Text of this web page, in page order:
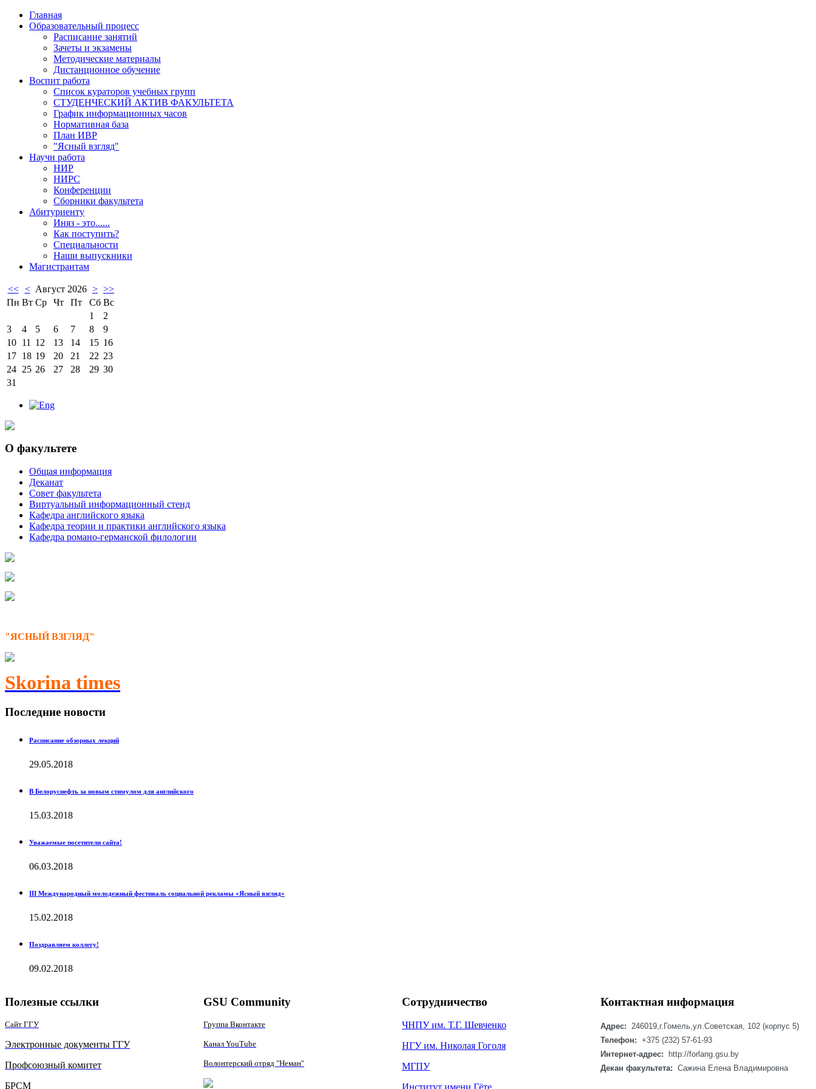
Главная
Образовательный процесс
Расписание занятий
Зачеты и экзамены
Методические материалы
Дистанционное обучение
Воспит работа
Список кураторов учебных групп
СТУДЕНЧЕСКИЙ АКТИВ ФАКУЛЬТЕТА
График информационных часов
Нормативная база
План ИВР
"Ясный взгляд"
Научн работа
НИР
НИРС
Конференции
Сборники факультета
Абитуриенту
Иняз - это......
Как поступить?
Специальности
Наши выпускники
Магистрантам
<< < Август 2026 > >>
Пн Вт Ср Чт Пт Сб Вс
1
2
3
4 5 6 7 8
9
10 11 12 13 14 15 16
17 18 19 20 21 22 23
24 25 26 27 28 29 30
31
О факультете
Общая информация
Деканат
Совет факультета
Виртуальный информационный стенд
Кафедра английского языка
Кафедра теории и практики английского языка
Кафедра романо-германской филологии
"ЯСНЫЙ ВЗГЛЯД"
Skorina times
Последние новости
Расписание обзорных лекций
29.05.2018
В Белоруснефть за новым стимулом для английского
15.03.2018
Уважаемые посетители сайта!
06.03.2018
III Международный молодежный фестиваль социальной рекламы «Ясный взгляд»
15.02.2018
Поздравляем коллегу!
09.02.2018
Полезные ссылки
Сайт ГГУ
Электронные документы ГГУ
Профсоюзный комитет
БРСМ
GSU Community
Группа Вконтакте
Канал YouTube
Волонтерский отряд "Неман"
Сотрудничество
ЧНПУ им. Т.Г. Шевченко
НГУ им. Николая Гоголя
МГПУ
Контактная информация
Адрес: 246019,г.Гомель,ул.Советская, 102 (корпус 5)
Телефон: +375 (232) 57-61-93
Интернет-адрес:
http://forlang.gsu.by
Декан факультета: Сажина Елена Владимировна